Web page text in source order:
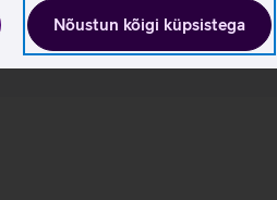
Nõustun kõigi küpsistega